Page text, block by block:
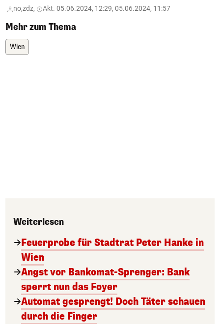
no,zdz, Akt. 05.06.2024, 12:29, 05.06.2024, 11:57
Mehr zum Thema
Wien
Weiterlesen
Feuerprobe für Stadtrat Peter Hanke in
Wien
Angst vor Bankomat-Sprenger: Bank
sperrt nun das Foyer
Automat gesprengt! Doch Täter schauen
durch die Finger